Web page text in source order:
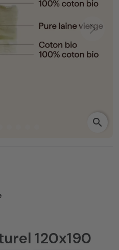
Next
search
120x190